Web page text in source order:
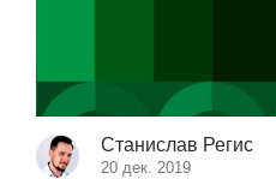
Станислав Регис
20 дек. 2019